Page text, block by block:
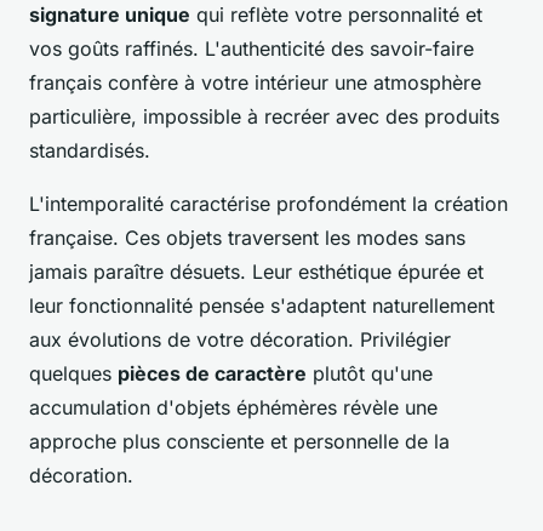
signature unique qui reflète votre personnalité et
vos goûts raffinés. L'authenticité des savoir-faire
français confère à votre intérieur une atmosphère
particulière, impossible à recréer avec des produits
standardisés.
L'intemporalité caractérise profondément la création
française. Ces objets traversent les modes sans
jamais paraître désuets. Leur esthétique épurée et
leur fonctionnalité pensée s'adaptent naturellement
aux évolutions de votre décoration. Privilégier
quelques pièces de caractère plutôt qu'une
accumulation d'objets éphémères révèle une
approche plus consciente et personnelle de la
décoration.